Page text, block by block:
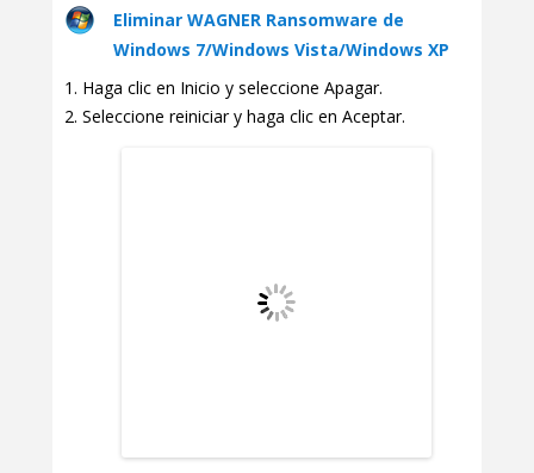
Eliminar WAGNER Ransomware de
Windows 7/Windows Vista/Windows XP
Haga clic en Inicio y seleccione Apagar.
Seleccione reiniciar y haga clic en Aceptar.